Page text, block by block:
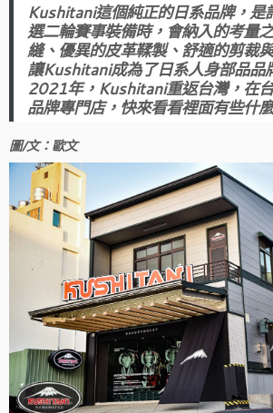
Kushitani這個純正的日系品牌，是
選二輪賽事裝備時，會納入的考量
縫、優異的皮革鞣製、舒適的剪裁
讓Kushitani成為了日系人身部品品
2021年，Kushitani重返台灣，在
品牌專門店，快來看看裡面有些什
圖/文：歐文